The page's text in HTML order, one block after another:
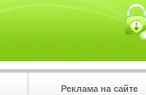
Реклама на сайте